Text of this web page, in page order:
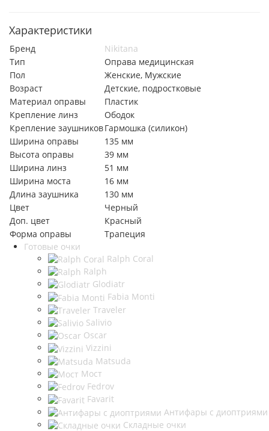
Характеристики
Бренд
Nikitana
Тип
Оправа медицинская
Пол
Женские, Мужские
Возраст
Детские, подростковые
Материал оправы
Пластик
Крепление линз
Ободок
Крепление заушниковГармошка (силикон)
Ширина оправы
135 мм
Высота оправы
39 мм
Ширина линз
51 мм
Ширина моста
16 мм
Длина заушника
130 мм
Цвет
Черный
Доп. цвет
Красный
Форма оправы
Трапеция
Готовые очки
Ralph Coral
Ralph
Glodiatr
Fabia Monti
Traveler
Salivio
Oscar
Vizzini
Matsuda
Мост
Fedrov
Favarit
Антифары с диоптриями
Складные очки